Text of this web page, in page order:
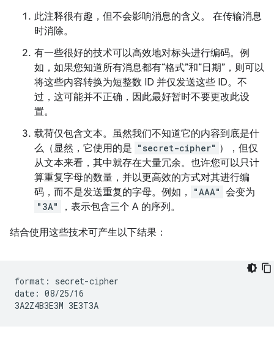
此注释很有趣，但不会影响消息的含义。 在传输消息
时消除。
有一些很好的技术可以高效地对标头进行编码。例
如，如果您知道所有消息都有“格式”和“日期”，则可以
将这些内容转换为短整数 ID 并仅发送这些 ID。不
过，这可能并不正确，因此最好暂时不要更改此设
置。
载荷仅包含文本。虽然我们不知道它的内容到底是什
么（显然，它使用的是 "secret-cipher" ），但仅
从文本来看，其中就存在大量冗余。也许您可以只计
算重复字母的数量，并以更高效的方式对其进行编
码，而不是发送重复的字母。例如，
"AAA" 会变为
"3A" ，表示包含三个 A 的序列。
结合使用这些技术可产生以下结果：
format: secret-cipher
date: 08/25/16